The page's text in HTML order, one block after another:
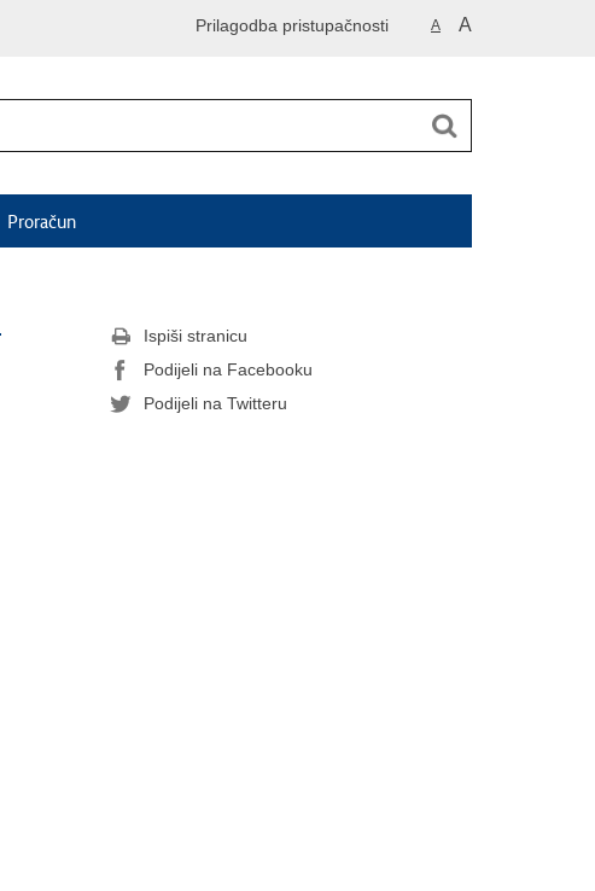
A A
Prilagodba pristupačnosti
Proračun
Ispiši stranicu
Podijeli na Facebooku
Podijeli na Twitteru